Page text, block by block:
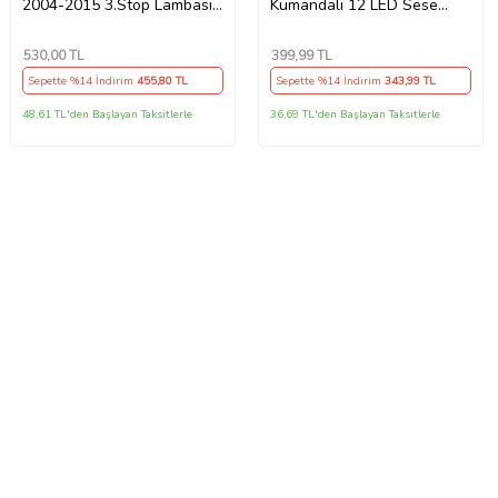
2004-2015 3.Stop Lambası
530,00 TL
Sepette %14 İndirim 455,80 TL
48,61 TL'den Başlayan Taksitlerle
Kumandalı 12 LED Sese
Neon LED
399,99 TL
Sepette %14 İndirim343,99 TL
36,69 TL'den Başlayan Taksitlerle